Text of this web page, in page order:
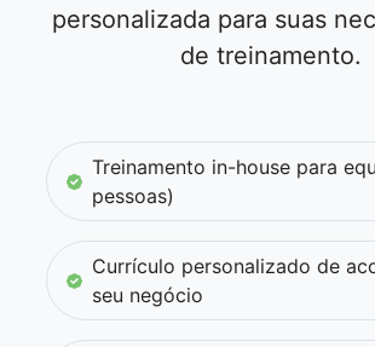
personalizada para suas
de treinamento.
Treinamento in-house para
pessoas)
Currículo personalizado de
seu negócio